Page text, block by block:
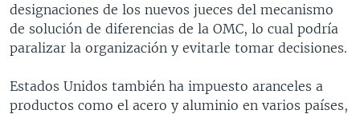
designaciones de los nuevos jueces del mecanismo
de solución de diferencias de la OMC, lo cual podría
paralizar la organización y evitarle tomar decisiones.
Estados Unidos también ha impuesto aranceles a
productos como el acero y aluminio en varios países,